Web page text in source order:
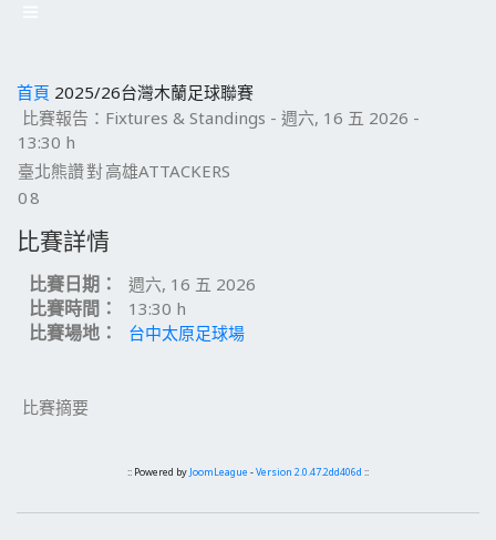
首頁 2025/26台灣木蘭足球聯賽
比賽報告：Fixtures & Standings - 週六, 16 五 2026 -
13:30 h
臺北熊讚對高雄ATTACKERS
08
比賽詳情
比賽日期： 週六, 16 五 2026
比賽時間： 13:30 h
比賽場地： 台中太原足球場
比賽摘要
:: Powered by JoomLeague -Version 2.0.47.2dd406d ::